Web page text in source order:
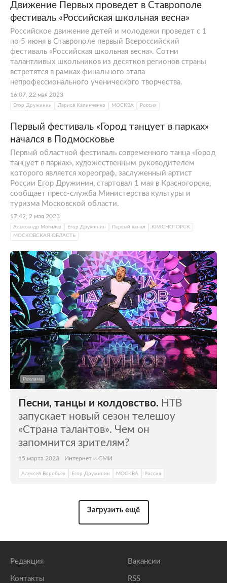
Движение Первых проведет в Ставрополе
фестиваль «Российская школьная весна»
Российское движение детей и молодежи проведет с 1
по 5 июня в Ставрополе первый Всероссийский
фестиваль «Российская школьная весна». Сотни
талантливых школьников из десятков регионов страны
встретятся в рамках финального этапа
непрофессионального ученического творчества.
16:07, 22 мая 2023
Егор Дружинин Лариса Калинченко МОСКВА Россия
Первый фестиваль «Город танцует в парках»
начался в Подмосковье
Первый областной фестиваль современного танца «Город
танцует в парках», художественным руководителем
которого является хореограф, заслуженный артист
России Егор Дружинин, стартовал 1 мая в Красногорске,
сообщает пресс-служба Министерства культуры и
туризма Московской области.
17:42, 2 мая 2023
Александр Могилев Егор Дружинин Первый канал
КРАСНОГОРСК
МОСКОВСКАЯ ОБЛАСТЬ
Реклама
Песни, танцы и колдовство. НТВ
запускает новый сезон телешоу
«Страна талантов». Чем он
запомнится зрителям?
15 марта 2023 Интернет и СМИ
Алексей Воробьев Егор Дружинин МОСКВА Россия
Загрузить ещё
Редакция
Контакты
Вакансии
RSS